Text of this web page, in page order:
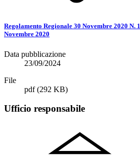
Regolamento Regionale 30 Novembre 2020 N.
Novembre 2020
Data pubblicazione
23/09/2024
File
pdf(292 KB)
Ufficio responsabile